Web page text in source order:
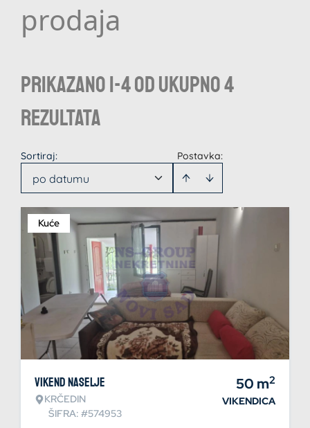
prodaja
Prikazano 1-4 od ukupno 4
rezultata
Postavka:
Sortiraj:
po datumu
Kuće
Vikend naselje
KRČEDIN
ŠIFRA: #574953
50 m2
VIKENDICA